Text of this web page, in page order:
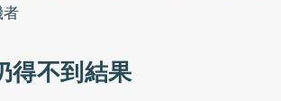
得不到結果